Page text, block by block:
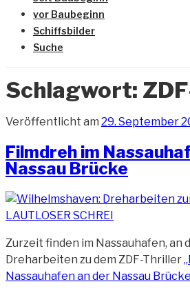
vor Baubeginn
Schiffsbilder
Suche
Schlagwort:
Veröffentlicht am 29. September
Filmdreh im
Nassau Brücke
Zurzeit finden im Nassauhafen, an
Dreharbeiten zu dem ZDF-Thriller
Nassauhafen an der Nassau